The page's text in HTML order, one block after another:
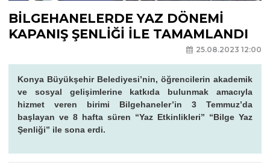
BİLGEHANELERDE YAZ DÖNEMİ
KAPANIŞ ŞENLİĞİ İLE TAMAMLANDI
25.08.2023 12:00
Konya Büyükşehir Belediyesi’nin, öğrencilerin akademik
ve sosyal gelişimlerine katkıda bulunmak amacıyla
hizmet veren birimi Bilgehaneler’in 3 Temmuz’da
başlayan ve 8 hafta süren “Yaz Etkinlikleri” “Bilge Yaz
Şenliği” ile sona erdi.